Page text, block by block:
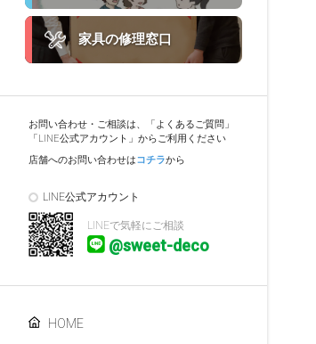
家具の修理窓口
お問い合わせ・ご相談は、「よくあるご質問」
「LINE公式アカウント」からご利用ください
店舗へのお問い合わせはコチラから
LINE公式アカウント
LINEで気軽にご相談
@sweet-deco
HOME